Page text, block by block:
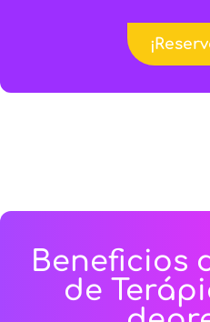
Beneficios
de